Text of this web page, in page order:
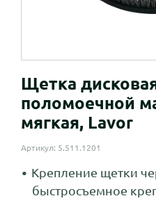
Щетка
поломоечной
мягкая, Lavor
Артикул: 5.511.1201
Крепление щетки
быстросъемное